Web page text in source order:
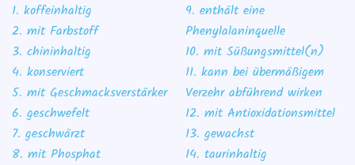
1. koffeinhaltig
2. mit Farbstoff
3. chininhaltig
4. konserviert
5. mit Geschmacksverstärker
6. geschwefelt
7. geschwärzt
8. mit Phosphat
9. enthält eine
Phenylalaninquelle
10. mit Süßungsmittel(n)
11. kann bei übermäßigem
Verzehr abführend wirken
12. mit Antioxidationsmittel
13. gewachst
14. taurinhaltig